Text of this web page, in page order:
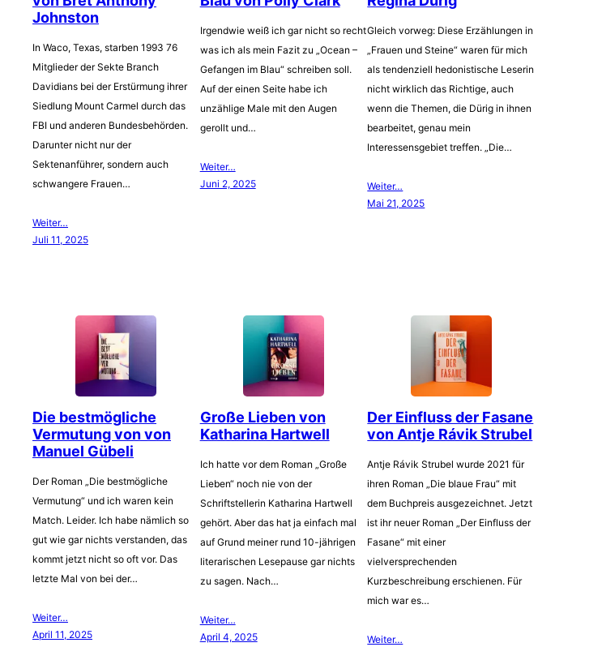
Johnston
In Waco, Texas, starben 1993 76
Mitglieder der Sekte Branch
Davidians bei der Erstürmung ihrer
Siedlung Mount Carmel durch das
FBI und anderen Bundesbehörden.
Darunter nicht nur der
Sektenanführer, sondern auch
schwangere Frauen…
Weiter…
Juli 11, 2025
Irgendwie weiß ich gar nicht so recht
was ich als mein Fazit zu „Ocean –
Gefangen im Blau“ schreiben soll.
Auf der einen Seite habe ich
unzählige Male mit den Augen
gerollt und…
Weiter…
Juni 2, 2025
Gleich vorweg: Diese Erzählungen in
„Frauen und Steine“ waren für mich
als tendenziell hedonistische Leserin
nicht wirklich das Richtige, auch
wenn die Themen, die Dürig in ihnen
bearbeitet, genau mein
Interessensgebiet treffen. „Die…
Weiter…
Mai 21, 2025
Die bestmögliche
Vermutung von von
Manuel Gübeli
Der Roman „Die bestmögliche
Vermutung“ und ich waren kein
Match. Leider. Ich habe nämlich so
gut wie gar nichts verstanden, das
kommt jetzt nicht so oft vor. Das
letzte Mal von bei der…
Weiter…
April 11, 2025
Große Lieben von
Katharina Hartwell
Ich hatte vor dem Roman „Große
Lieben“ noch nie von der
Schriftstellerin Katharina Hartwell
gehört. Aber das hat ja einfach mal
auf Grund meiner rund 10-jährigen
literarischen Lesepause gar nichts
zu sagen. Nach…
Weiter…
April 4, 2025
Der Einfluss der Fasane
von Antje Rávik Strubel
Antje Rávik Strubel wurde 2021 für
ihren Roman „Die blaue Frau“ mit
dem Buchpreis ausgezeichnet. Jetzt
ist ihr neuer Roman „Der Einfluss der
Fasane“ mit einer
vielversprechenden
Kurzbeschreibung erschienen. Für
mich war es…
Weiter…